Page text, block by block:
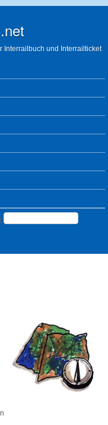
Interrailbuch und Interrailticket